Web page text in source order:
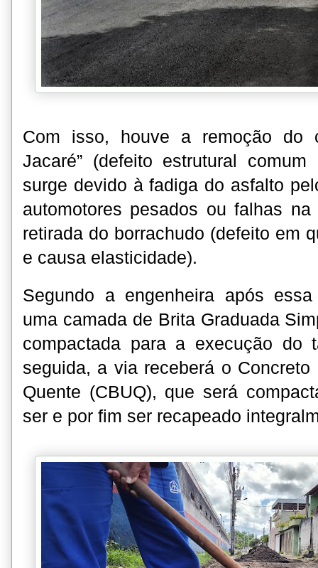
Com isso, houve a remoção do
Jacaré” (defeito estrutural
surge devido à fadiga do asfalto
automotores pesados ou falhas
retirada do borrachudo (defeito em
e causa elasticidade).
Segundo a engenheira após
uma camada de Brita Graduada
compactada para a execução do
seguida, a via receberá o Concreto
Quente (CBUQ), que será
ser e por fim ser recapeado